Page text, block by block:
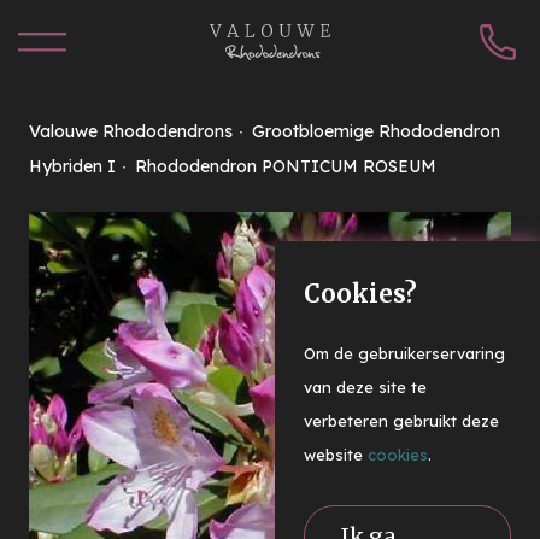
Valouwe Rhododendrons
Grootbloemige Rhododendron
Hybriden I
Rhododendron PONTICUM ROSEUM
Cookies?
Om de gebruikerservaring
van deze site te
verbeteren gebruikt deze
website cookies.